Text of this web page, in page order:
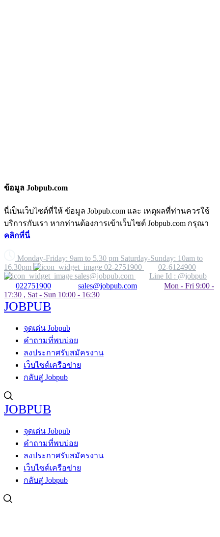
ข้อมูล Jobpub.com
นี่เป็นเว็บไซต์ที่ให้ ข้อมูล Jobpub.com และ เหตุผลที่ท่านควรใช้
บริการกับเรา หากท่านต้องการเข้าเว็บไซต์ Jobpub.com กรุณา
คลิกที่นี่
Monday-Friday: 9am to 5.30 pm Saturday-Sunday: 10am to
16.30pm
02-2751900
02-6124900
sales@jobpub.com
Line Id : @jobpub
022751900
sales@jobpub.com
Mon - Fri 9:00 -
17:30 , Sat - Sun 10:00 - 16:30
JOBPUB
จุดเด่น Jobpub
คำถามที่พบบ่อย
ลงประกาศรับสมัครงาน
เว็บไซต์เครือข่าย
กลับสู่ Jobpub
JOBPUB
จุดเด่น Jobpub
คำถามที่พบบ่อย
ลงประกาศรับสมัครงาน
เว็บไซต์เครือข่าย
กลับสู่ Jobpub